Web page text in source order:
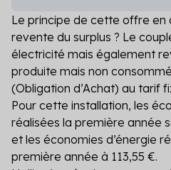
Le principe de cette offre
revente du surplus ? Le
électricité mais également
produite mais non
(Obligation d’Achat) au tarif
Pour cette installation, les
réalisées la première année
et les économies d’énergie
première année à 113,55 €.